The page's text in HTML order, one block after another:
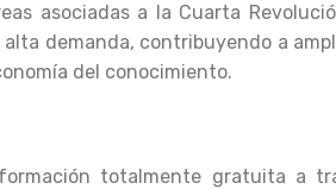
asociadas a la Cuarta
demanda, contribuyendo a
del conocimiento.
totalmente gratuita a